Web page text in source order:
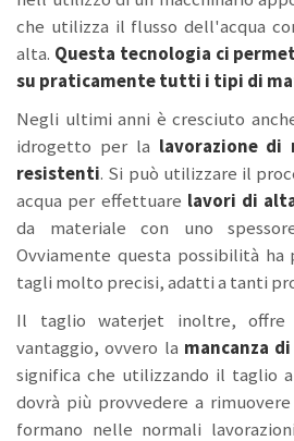
che utilizza il flusso dell'acqua
alta. Questa tecnologia ci
su praticamente tutti i tipi di
Negli ultimi anni è cresciuto
idrogetto per la lavorazione
resistenti. Si può utilizzare il
acqua per effettuare lavori di
da materiale con uno
Ovviamente questa possibilità ha
tagli molto precisi, adatti a tanti
Il taglio waterjet inoltre, offre
vantaggio, ovvero la mancanza
significa che utilizzando il taglio
dovrà più provvedere a
formano nelle normali